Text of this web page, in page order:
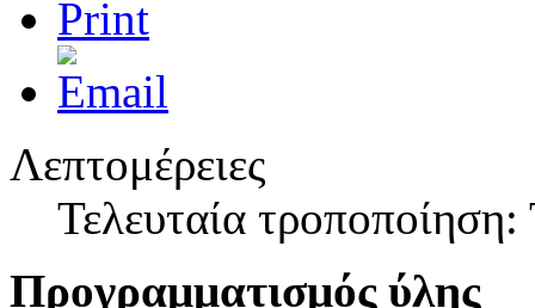
Ημέρα κατά του καπνίσματος
Στις 31 Μαίου ο Δήμος Πρέβεζας σε συνεργασία με το Γενικό
Λεπτομέρειες
Τελευταία
Προγραμματισμός ύλης